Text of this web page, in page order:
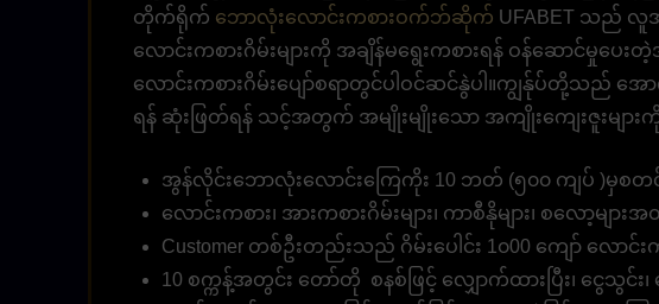
တိုက်ရိုက် ဘောလုံးလောင်းကစားဝက်ဘ်ဆိုက် UFABET သည်
လောင်းကစားဂိမ်းများကို အချိန်မရွေးကစားရန် ဝန်ဆောင်မှုပေ
လောင်းကစားဂိမ်းပျော်စရာတွင်ပါဝင်ဆင်နွဲပါ။ကျွန်ုပ်တို့သည်
ရန် ဆုံးဖြတ်ရန် သင့်အတွက် အမျိုးမျိုးသော အကျိုးကျေးဇူးများ
အွန်လိုင်းဘောလုံးလောင်းကြေကိုး 10 ဘတ် (၅၀၀ ကျပ် )မှစတ
လောင်းကစား၊ အားကစားဂိမ်းများ၊ ကာစီနိုများ၊ စလော့မျာ
Customer တစ်ဦးတည်းသည် ဂိမ်းပေါင်း 1၀00 ကျော် လောင်
10 စက္ကန့်အတွင်း တော်တို စနစ်ဖြင့် လျှောက်ထားပြီး၊ ငွေသွင်